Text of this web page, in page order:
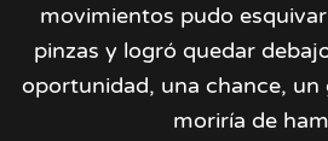
movimientos pudo
pinzas y logró quedar
oportunidad, una chance,
moriría de